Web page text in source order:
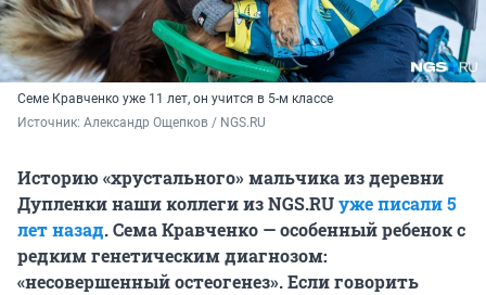
Семе Кравченко уже 11 лет, он учится в 5-м классе
Источник: Александр Ощепков / NGS.RU
Историю «хрустального» мальчика из деревни
Дупленки наши коллеги из NGS.RUуже писали 5
лет назад. Сема Кравченко — особенный ребенок с
редким генетическим диагнозом:
«несовершенный остеогенез». Если говорить